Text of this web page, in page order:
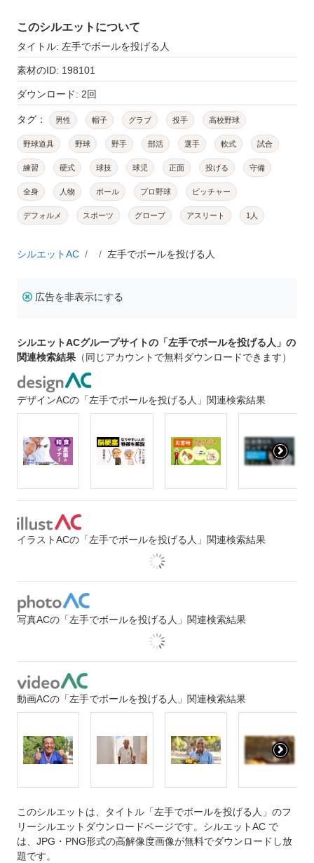
このシルエットについて
タイトル: 左手でボールを投げる人
素材のID: 198101
ダウンロード: 2回
タグ： 男性 帽子 グラブ 投手 高校野球
野球道具 野球 野手 部活 選手 軟式 試合
練習 硬式 球技 球児 正面 投げる 守備
全身 人物 ボール プロ野球 ピッチャー
デフォルメ スポーツ グローブ アスリート 1人
シルエットAC 左手でボールを投げる人
広告を非表示にする
シルエットACグループサイトの「左手でボールを投げる人」の
関連検索結果 （同じアカウントで無料ダウンロードできます）
デザインACの「左手でボールを投げる人」関連検索結果
イラストACの「左手でボールを投げる人」関連検索結果
写真ACの「左手でボールを投げる人」関連検索結果
動画ACの「左手でボールを投げる人」関連検索結果
このシルエットは、タイトル「左手でボールを投げる人」のフ
リーシルエットダウンロードページです。シルエットAC で
は、JPG・PNG形式の高解像度画像が無料でダウンロードし放
題です。